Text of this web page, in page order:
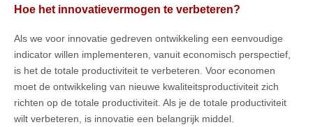
Hoe het innovatievermogen te verbeteren?
Als we voor innovatie gedreven ontwikkeling een eenvoudige
indicator willen implementeren, vanuit economisch perspectief,
is het de totale productiviteit te verbeteren. Voor economen
moet de ontwikkeling van nieuwe kwaliteitsproductiviteit zich
richten op de totale productiviteit. Als je de totale productiviteit
wilt verbeteren, is innovatie een belangrijk middel.